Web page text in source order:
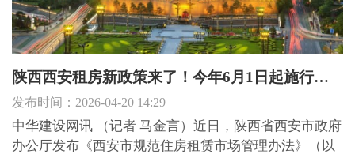
陕西西安租房新政策来了！今年6月1日起施行，有效期5年
发布时间：2026-04-20 14:29
中华建设网讯 （记者 马金言）近日，陕西省西安市政府
办公厅发布《西安市规范住房租赁市场管理办法》（以